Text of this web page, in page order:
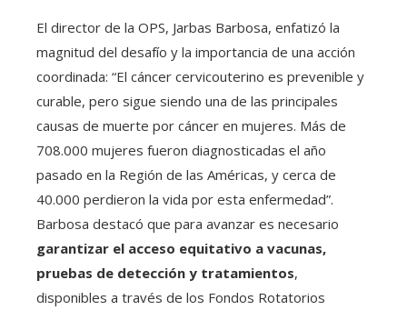
El director de la OPS, Jarbas Barbosa, enfatizó la
magnitud del desafío y la importancia de una acción
coordinada: “El cáncer cervicouterino es prevenible y
curable, pero sigue siendo una de las principales
causas de muerte por cáncer en mujeres. Más de
708.000 mujeres fueron diagnosticadas el año
pasado en la Región de las Américas, y cerca de
40.000 perdieron la vida por esta enfermedad”.
Barbosa destacó que para avanzar es necesario
garantizar el acceso equitativo a vacunas,
pruebas de detección y tratamientos,
disponibles a través de los Fondos Rotatorios